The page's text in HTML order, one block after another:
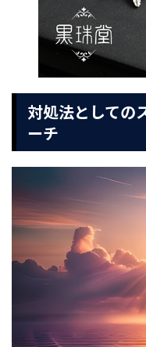
対処法としての
ーチ